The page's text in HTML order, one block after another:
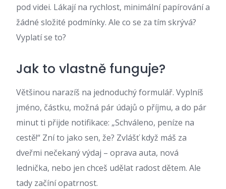
pod videi. Lákají na rychlost, minimální papírování a
žádné složité podmínky. Ale co se za tím skrývá?
Vyplatí se to?
Jak to vlastně funguje?
Většinou narazíš na jednoduchý formulář. Vyplníš
jméno, částku, možná pár údajů o příjmu, a do pár
minut ti přijde notifikace: „Schváleno, peníze na
cestě!“ Zní to jako sen, že? Zvlášť když máš za
dveřmi nečekaný výdaj – oprava auta, nová
lednička, nebo jen chceš udělat radost dětem. Ale
tady začíní opatrnost.